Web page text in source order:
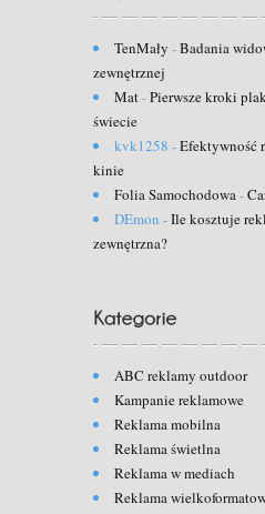
TenMały -Badania
zewnętrznej
Mat-Pierwsze kroki
świecie
kvk1258 -Efektywność
kinie
Folia Samochodowa-
DEmon -Ile kosztuje
zewnętrzna?
ABC reklamy outdoor
Kampanie reklamowe
Reklama mobilna
Reklama świetlna
Reklama w mediach
Reklama